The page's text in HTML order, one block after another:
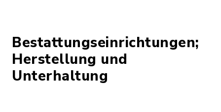
Bestattungseinrichtungen;
Herstellung und
Unterhaltung